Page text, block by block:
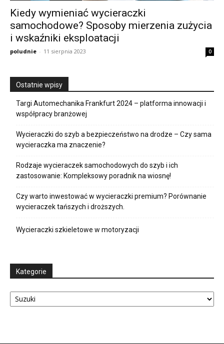
Kiedy wymieniać wycieraczki
samochodowe? Sposoby mierzenia zużycia
i wskaźniki eksploatacji
poludnie - 11 sierpnia 2023 0
Ostatnie wpisy
Targi Automechanika Frankfurt 2024 – platforma innowacji i
współpracy branżowej
Wycieraczki do szyb a bezpieczeństwo na drodze – Czy sama
wycieraczka ma znaczenie?
Rodzaje wycieraczek samochodowych do szyb i ich
zastosowanie: Kompleksowy poradnik na wiosnę!
Czy warto inwestować w wycieraczki premium? Porównanie
wycieraczek tańszych i droższych.
Wycieraczki szkieletowe w motoryzacji
Kategorie
Kategorie